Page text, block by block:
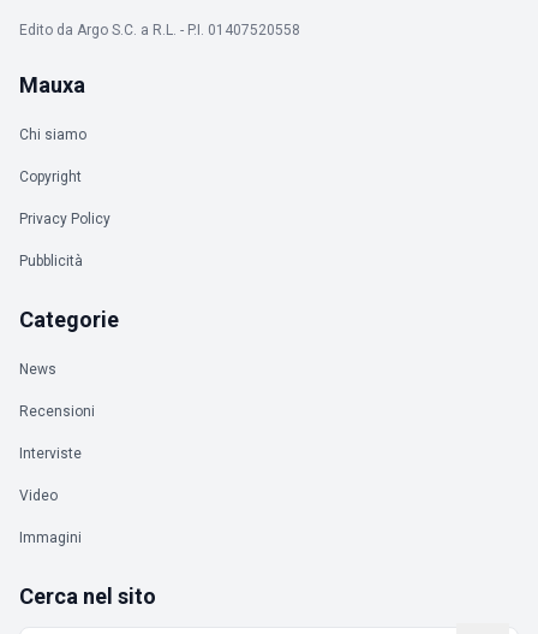
Edito da Argo S.C. a R.L. - P.I. 01407520558
Mauxa
Chi siamo
Copyright
Privacy Policy
Pubblicità
Categorie
News
Recensioni
Interviste
Video
Immagini
Cerca nel sito